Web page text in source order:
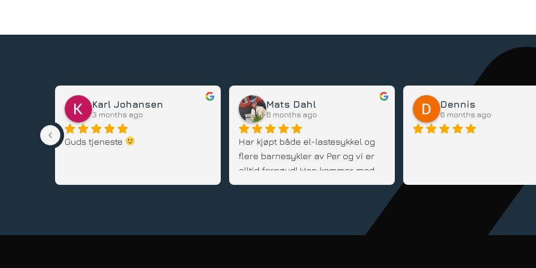
Karl Johansen
3 months ago
Guds tjeneste
Mats Dahl
6 months ago
Har kjøpt både el-lastesykkel og
flere barnesykler av Per og vi er
alltid fornøyd! Han kommer med
gode råd, er fleksibel og veldig
Dennis
6 months ago